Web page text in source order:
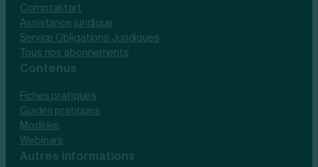
Comptastart
Assistance juridique
Service Obligations Juridiques
Tous nos abonnements
Contenus
Fiches pratiques
Guides pratiques
Modèles
Webinars
Autres informations